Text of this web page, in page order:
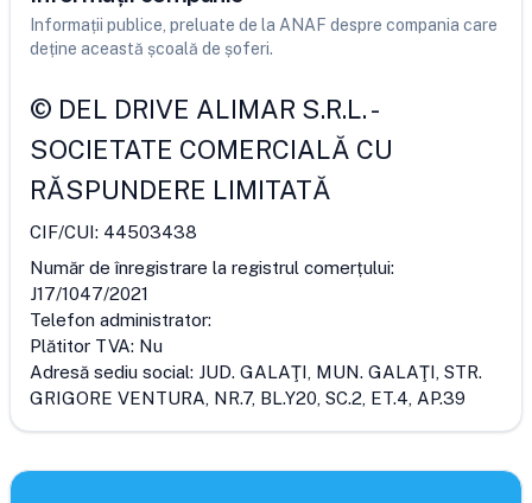
Informații publice, preluate de la ANAF despre compania care
deține această școală de șoferi.
© DEL DRIVE ALIMAR S.R.L.-
SOCIETATE COMERCIALĂ CU
RĂSPUNDERE LIMITATĂ
CIF/CUI: 44503438
Număr de înregistrare la registrul comerțului:
J17/1047/2021
Telefon administrator:
Plătitor TVA: Nu
Adresă sediu social: JUD. GALAŢI, MUN. GALAŢI, STR.
GRIGORE VENTURA, NR.7, BL.Y20, SC.2, ET.4, AP.39